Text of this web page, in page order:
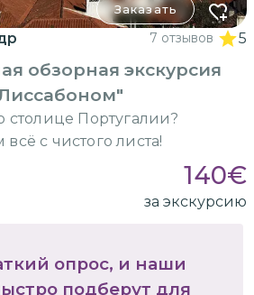
Заказать
7 отзывов 5
обзорная экскурсия
столице Португалии?
с чистого листа!
140€
за экскурсию
опрос, и наши
подберут для